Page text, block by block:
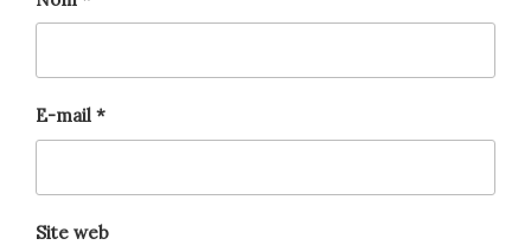
E-mail *
Site web